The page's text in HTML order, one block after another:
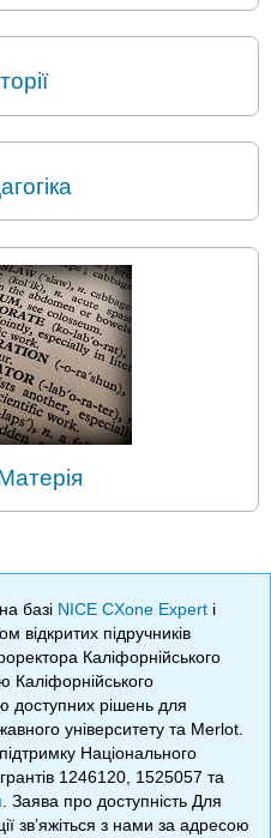
базі NICE CXone Expert і
відкритих підручників
Каліфорнійського
Каліфорнійського
доступних рішень для
університету та Merlot.
Національного
1246120, 1525057 та
. Заява про доступність Для
зв’яжіться з нами за адресою